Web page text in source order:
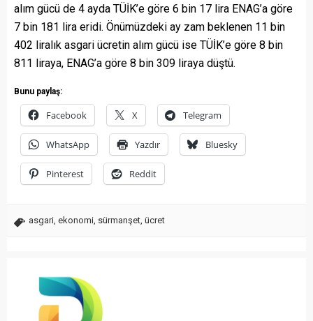
alım gücü de 4 ayda TÜİK’e göre 6 bin 17 lira ENAG’a göre
7 bin 181 lira eridi. Önümüzdeki ay zam beklenen 11 bin
402 liralık asgari ücretin alım gücü ise TÜİK’e göre 8 bin
811 liraya, ENAG’a göre 8 bin 309 liraya düştü.
Bunu paylaş:
Facebook X Telegram
WhatsApp Yazdır Bluesky
Pinterest Reddit
asgari ekonomi sürmanşet ücret